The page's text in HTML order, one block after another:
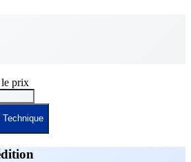
prix
Technique